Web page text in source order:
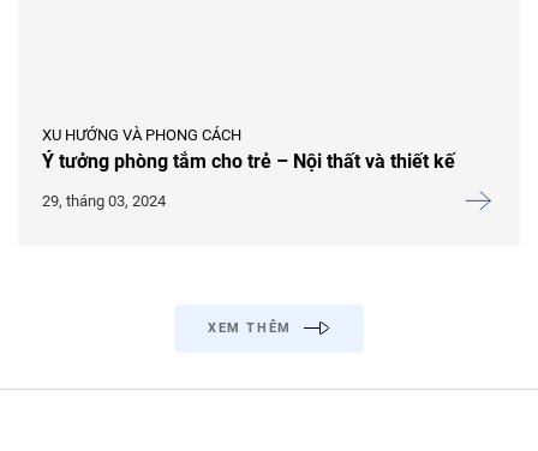
XU HƯỚNG VÀ PHONG CÁCH
Ý tưởng phòng tắm cho trẻ – Nội thất và thiết kế
29, tháng 03, 2024
XEM THÊM